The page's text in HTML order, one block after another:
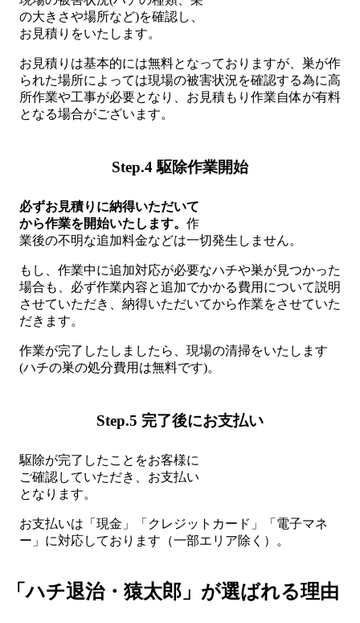
の大きさや場所など)を確認し、
お見積りをいたします。
お見積りは基本的には無料となっておりますが、巣が作
られた場所によっては現場の被害状況を確認する為に高
所作業や工事が必要となり、お見積もり作業自体が有料
となる場合がございます。
Step.4 駆除作業開始
必ずお見積りに納得いただいて
から作業を開始いたします。 作
業後の不明な追加料金などは一切発生しません。
もし、作業中に追加対応が必要なハチや巣が見つかった
場合も、必ず作業内容と追加でかかる費用について説明
させていただき、納得いただいてから作業をさせていた
だきます。
作業が完了したしましたら、現場の清掃をいたします
(ハチの巣の処分費用は無料です)。
Step.5 完了後にお支払い
駆除が完了したことをお客様に
ご確認していただき、お支払い
となります。
お支払いは「現金」「クレジットカード」「電子マネ
ー」に対応しております（一部エリア除く）。
「ハチ退治・猿太郎」が選ばれる理由